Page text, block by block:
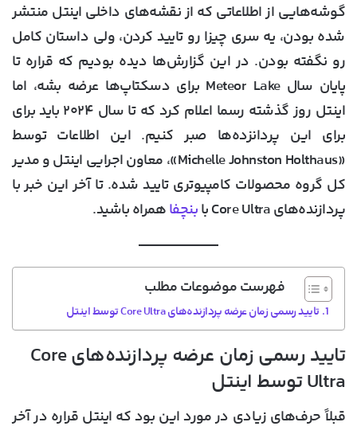
گوشه‌هایی از اطلاعاتی که از نقشه‌های داخلی اینتل منتشر
شده بودن، یه سری چیزا رو تایید کردن، ولی داستان کامل
رو نگفته بودن. در این گزارش‌ها دیده بودیم که قراره تا
پایان سال Meteor Lake برای دسکتاپ‌ها عرضه بشه، اما
اینتل روز گذشته رسما اعلام کرد که تا سال ۲۰۲۴ باید برای
برای این پردانزده‌ها صبر کنیم. این اطلاعات توسط
«Michelle Johnston Holthaus»، معاون اجرایی اینتل و مدیر
کل گروه محصولات کامپیوتری تایید شده. تا آخر این خبر با
پردازنده‌های Core Ultra با
بنچفاهمراه باشید.
فهرست موضوعات مطلب
تایید رسمی زمان عرضه پردازنده‌های Core Ultra توسط اینتل
تایید رسمی زمان عرضه پردازنده‌های Core
Ultra توسط اینتل
قبلاً حرف‌های زیادی در مورد این بود که اینتل قراره در آخر